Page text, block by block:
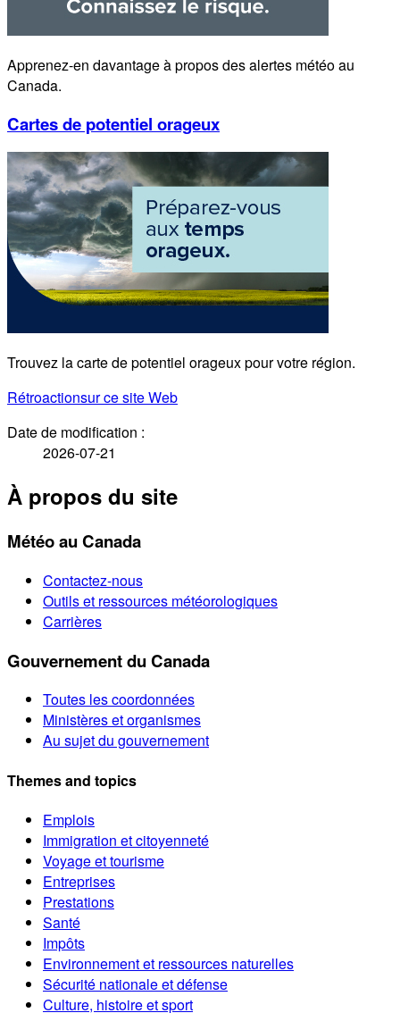
Apprenez-en davantage à propos des alertes météo au
Canada.
Cartes de potentiel orageux
Trouvez la carte de potentiel orageux pour votre région.
Rétroactionsur ce site Web
Date de modification :
2026-07-21
À propos du site
Météo au Canada
Contactez-nous
Outils et ressources météorologiques
Carrières
Gouvernement du Canada
Toutes les coordonnées
Ministères et organismes
Au sujet du gouvernement
Themes and topics
Emplois
Immigration et citoyenneté
Voyage et tourisme
Entreprises
Prestations
Santé
Impôts
Environnement et ressources naturelles
Sécurité nationale et défense
Culture, histoire et sport